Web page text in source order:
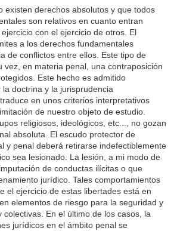
existen derechos absolutos y que todos
son relativos en cuanto entran
con el ejercicio de otros. El
a los derechos fundamentales
de conflictos entre ellos. Este tipo de
vez, en materia penal, una contraposición
Este hecho es admitido
doctrina y la jurisprudencia
en unos criterios interpretativos
de nuestro objeto de estudio.
religiosos, ideológicos, etc..., no gozan
absoluta. El escudo protector de
y penal deberá retirarse indefectiblemente
sea lesionado. La lesión, a mi modo de
de conductas ilícitas o que
jurídico. Tales comportamientos
el ejercicio de estas libertades está en
elementos de riesgo para la seguridad y
colectivas. En el último de los casos, la
jurídicos en el ámbito penal se